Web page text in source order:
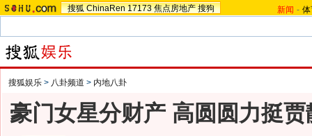
搜狐 ChinaRen 17173 焦点房地产 搜狗 新闻 -
搜狐娱乐 > 八卦频道 > 内地八卦
豪门女星分财产 高圆圆力挺